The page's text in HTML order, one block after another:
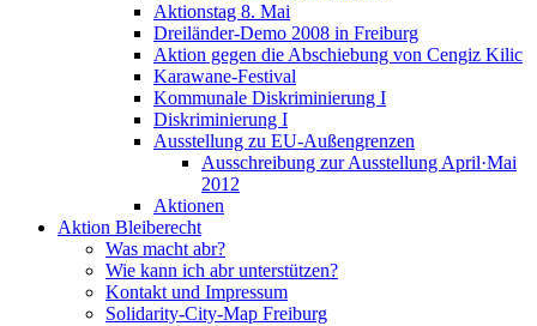
Aktionstag 8. Mai
Dreiländer-Demo 2008 in Freiburg
Aktion gegen die Abschiebung von Cengiz Kilic
Karawane-Festival
Kommunale Diskriminierung I
Diskriminierung I
Ausstellung zu EU-Außengrenzen
Ausschreibung zur Ausstellung April·Mai
2012
Aktionen
Aktion Bleiberecht
Was macht abr?
Wie kann ich abr unterstützen?
Kontakt und Impressum
Solidarity-City-Map Freiburg